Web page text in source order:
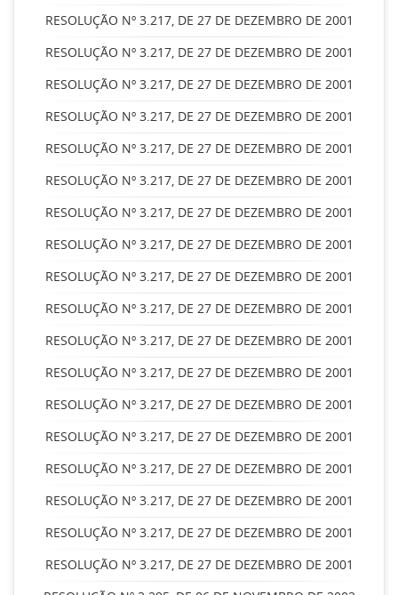
RESOLUÇÃO Nº 3.217, DE 27 DE DEZEMBRO DE 2001
RESOLUÇÃO Nº 3.217, DE 27 DE DEZEMBRO DE 2001
RESOLUÇÃO Nº 3.217, DE 27 DE DEZEMBRO DE 2001
RESOLUÇÃO Nº 3.217, DE 27 DE DEZEMBRO DE 2001
RESOLUÇÃO Nº 3.217, DE 27 DE DEZEMBRO DE 2001
RESOLUÇÃO Nº 3.217, DE 27 DE DEZEMBRO DE 2001
RESOLUÇÃO Nº 3.217, DE 27 DE DEZEMBRO DE 2001
RESOLUÇÃO Nº 3.217, DE 27 DE DEZEMBRO DE 2001
RESOLUÇÃO Nº 3.217, DE 27 DE DEZEMBRO DE 2001
RESOLUÇÃO Nº 3.217, DE 27 DE DEZEMBRO DE 2001
RESOLUÇÃO Nº 3.217, DE 27 DE DEZEMBRO DE 2001
RESOLUÇÃO Nº 3.217, DE 27 DE DEZEMBRO DE 2001
RESOLUÇÃO Nº 3.217, DE 27 DE DEZEMBRO DE 2001
RESOLUÇÃO Nº 3.217, DE 27 DE DEZEMBRO DE 2001
RESOLUÇÃO Nº 3.217, DE 27 DE DEZEMBRO DE 2001
RESOLUÇÃO Nº 3.217, DE 27 DE DEZEMBRO DE 2001
RESOLUÇÃO Nº 3.217, DE 27 DE DEZEMBRO DE 2001
RESOLUÇÃO Nº 3.217, DE 27 DE DEZEMBRO DE 2001